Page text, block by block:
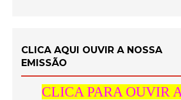
CLICA AQUI OUVIR A NOSSA
EMISSÃO
CLICA PARA OUVIR A